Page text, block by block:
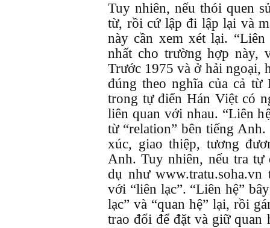
Tuy nhiên, nếu thói quen
từ, rồi cứ lập đi lập lại và
này cần xem xét lại.
nhất cho trường hợp này,
Trước 1975 và ở hải ngoại,
đúng theo nghĩa của cả từ
trong tự điển Hán Việt có
liên quan với nhau. “Liên
từ “relation” bên tiếng
xúc, giao thiệp, tương
Anh. Tuy nhiên, nếu tra tự
dụ như
với “liên lạc”. “Liên hệ”
lạc” và “quan hệ” lại, rồi
trao đổi để đặt và giữ quan